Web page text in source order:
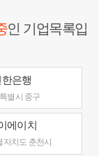
인 기업목록입
한은행
별시 중구
에이치
치도 춘천시